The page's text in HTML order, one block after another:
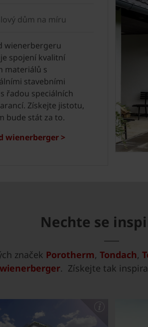
dům na míru
wienerbergeru
spojení kvalitní
materiálů s
stavebními
řadou speciálních
Získejte jistotu,
bude stát za to.
wienerberger >
Nechte se
značek Porotherm, Tondach,
wienerberger. Získejte tak